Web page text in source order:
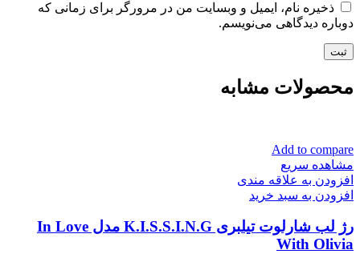
ذخیره نام، ایمیل و وبسایت من در مرورگر برای زمانی که
دوباره دیدگاهی می‌نویسم.
محصولات مشابه
Add to compare
مشاهده سریع
افزودن به علاقه مندی
افزودن به سبد خرید
رژ لب شارلوت تیلبری K.I.S.S.I.N.G مدل In Love
With Olivia